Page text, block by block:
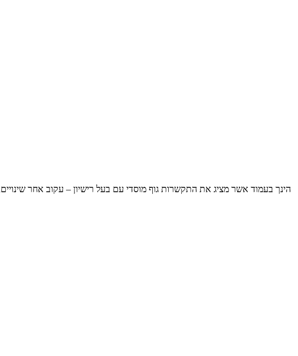
הינך בעמוד אשר מציג את התקשרות גוף מוסדי עם בעל רישיון – עקוב אחר